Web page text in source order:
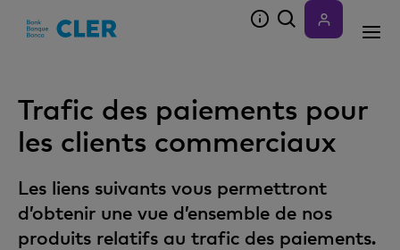
Trafic des paiements pour
les clients commerciaux
Les liens suivants vous permettront
d’obtenir une vue d’ensemble de nos
produits relatifs au trafic des paiements.